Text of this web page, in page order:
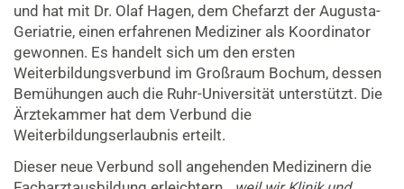
und hat mit Dr. Olaf Hagen, dem Chefarzt der Augusta-
Geriatrie, einen erfahrenen Mediziner als Koordinator
gewonnen. Es handelt sich um den ersten
Weiterbildungsverbund im Großraum Bochum, dessen
Bemühungen auch die Ruhr-Universität unterstützt. Die
Ärztekammer hat dem Verbund die
Weiterbildungserlaubnis erteilt.
Dieser neue Verbund soll angehenden Medizinern die